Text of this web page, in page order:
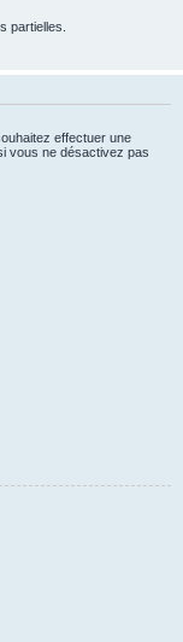
partielles.
effectuer une
vous ne désactivez pas